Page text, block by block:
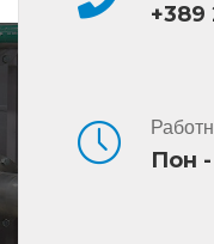
Пон
BP